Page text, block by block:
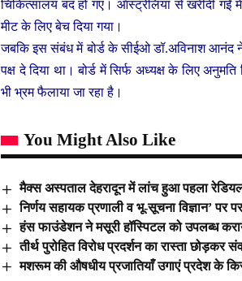
चिकित्सालय बंद हो गए। ऑस्ट्रेलिया से खरीदी गईं
मीट के लिए बेच दिया गया।
जबकि इस संबंध में बोर्ड के सीईओ डॉ.अविनाश आनंद
पक्ष दे दिया था। बोर्ड में सिर्फ अध्यक्ष के लिए
भी भ्रम फैलाया जा रहा है।
You Might Also Like
मैक्स अस्पताल देहरादून में लांच हुआ पहला
निर्णय सहायक प्रणाली व भू-सूचना विज्ञान’ पर
हंस फाउंडेशन ने मसूरी हॉस्पिटल को उपलब्ध
तीर्थ पुरोहित विरोध प्रदर्शन का रास्ता
मशरूम की औषधीय प्रजातियाँ उगाएं प्रदेश के